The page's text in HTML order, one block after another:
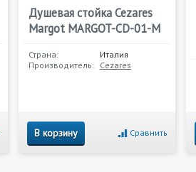
Душевая стойка Cezares
Margot MARGOT-CD-01-M
Страна:
Италия
Производитель: Cezares
В корзину Сравнить